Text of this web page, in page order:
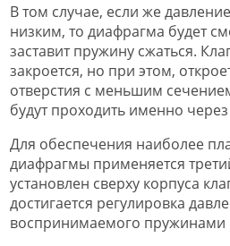
В том случае, если же
низким, то диафрагма будет
заставит пружину сжаться.
закроется, но при этом,
отверстия с меньшим
будут проходить именно
Для обеспечения наиболее
диафрагмы применяется
установлен сверху корпуса
достигается регулировка
воспринимаемого пружинами